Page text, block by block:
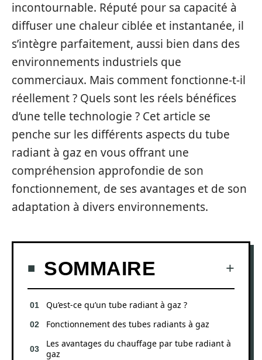
incontournable. Réputé pour sa capacité à
diffuser une chaleur ciblée et instantanée, il
s’intègre parfaitement, aussi bien dans des
environnements industriels que
commerciaux. Mais comment fonctionne-t-il
réellement ? Quels sont les réels bénéfices
d’une telle technologie ? Cet article se
penche sur les différents aspects du tube
radiant à gaz en vous offrant une
compréhension approfondie de son
fonctionnement, de ses avantages et de son
adaptation à divers environnements.
SOMMAIRE
Qu’est-ce qu’un tube radiant à gaz ?
Fonctionnement des tubes radiants à gaz
Les avantages du chauffage par tube radiant à
gaz